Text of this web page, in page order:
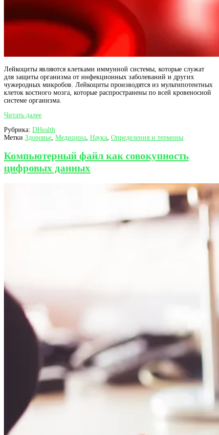
Лейкоциты являются клетками иммунной системы, которые служат
для защиты организма от инфекционных заболеваний и других
чужеродных микробов. Лейкоциты производятся из мультипотентных
клеток костного мозга, которые распространены по всей кровеносной
системе организма.
Читать далееЛейкоциты
клетки
иммунной
Рубрика: DHealth
Метки Здоровье Медицина Наука Определения и термины
Компьютерный файл как совокупность
цифровых данных